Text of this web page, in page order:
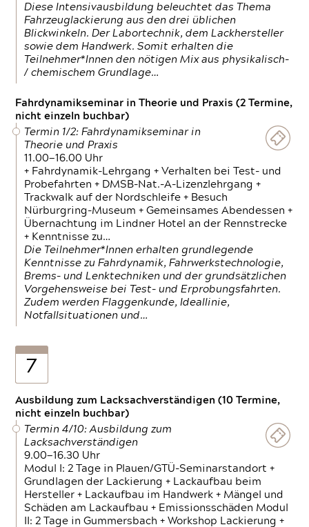
Diese Intensivausbildung beleuchtet das Thema
Fahrzeuglackierung aus den drei üblichen
Blickwinkeln. Der Labortechnik, dem Lackhersteller
sowie dem Handwerk. Somit erhalten die
Teilnehmer*Innen den nötigen Mix aus physikalisch-
/ chemischem Grundlage…
Fahrdynamikseminar in Theorie und Praxis (2 Termine,
nicht einzeln buchbar)
Termin 1/2: Fahrdynamikseminar in
Theorie und Praxis
11.00—16.00 Uhr
+ Fahrdynamik-Lehrgang + Verhalten bei Test- und
Probefahrten + DMSB-Nat.-A-Lizenzlehrgang +
Trackwalk auf der Nordschleife + Besuch
Nürburgring-Museum + Gemeinsames Abendessen +
Übernachtung im Lindner Hotel an der Rennstrecke
+ Kenntnisse zu…
Die Teilnehmer*Innen erhalten grundlegende
Kenntnisse zu Fahrdynamik, Fahrwerkstechnologie,
Brems- und Lenktechniken und der grundsätzlichen
Vorgehensweise bei Test- und Erprobungsfahrten.
Zudem werden Flaggenkunde, Ideallinie,
Notfallsituationen und…
7
Ausbildung zum Lacksachverständigen (10 Termine,
nicht einzeln buchbar)
Termin 4/10: Ausbildung zum
Lacksachverständigen
9.00—16.30 Uhr
Modul I: 2 Tage in Plauen/GTÜ-Seminarstandort +
Grundlagen der Lackierung + Lackaufbau beim
Hersteller + Lackaufbau im Handwerk + Mängel und
Schäden am Lackaufbau + Emissionsschäden Modul
II: 2 Tage in Gummersbach + Workshop Lackierung +